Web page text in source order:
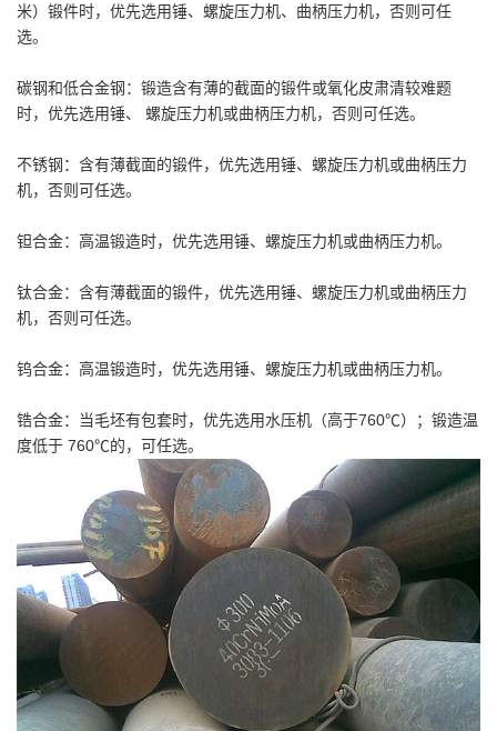
米）锻件时，优先选用锤、螺旋压力机、曲柄压力机，否则可任
选。
碳钢和低合金钢：锻造含有薄的截面的锻件或氧化皮肃清较难题
时，优先选用锤、 螺旋压力机或曲柄压力机，否则可任选。
不锈钢：含有薄截面的锻件，优先选用锤、螺旋压力机或曲柄压力
机，否则可任选。
钽合金：高温锻造时，优先选用锤、螺旋压力机或曲柄压力机。
钛合金：含有薄截面的锻件，优先选用锤、螺旋压力机或曲柄压力
机，否则可任选。
钨合金：高温锻造时，优先选用锤、螺旋压力机或曲柄压力机。
锆合金：当毛坯有包套时，优先选用水压机（高于760℃）；锻造温
度低于 760℃的，可任选。